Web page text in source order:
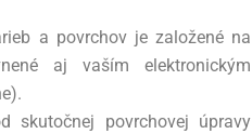
a povrchov je založené na
aj vaším elektronickým
skutočnej povrchovej úpravy